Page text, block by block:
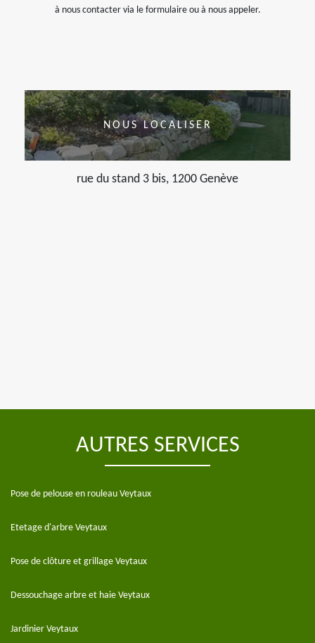
à nous contacter via le formulaire ou à nous appeler.
NOUS LOCALISER
rue du stand 3 bis, 1200 Genève
AUTRES SERVICES
Pose de pelouse en rouleau Veytaux
Etetage d'arbre Veytaux
Pose de clôture et grillage Veytaux
Dessouchage arbre et haie Veytaux
Jardinier Veytaux